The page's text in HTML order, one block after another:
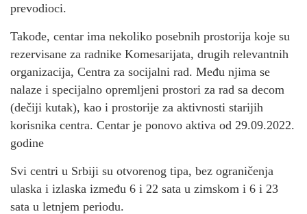
prevodioci.
Takođe, centar ima nekoliko posebnih prostorija koje su
rezervisane za radnike Komesarijata, drugih relevantnih
organizacija, Centra za socijalni rad. Među njima se
nalaze i specijalno opremljeni prostori za rad sa decom
(dečiji kutak), kao i prostorije za aktivnosti starijih
korisnika centra. Centar je ponovo aktiva od 29.09.2022.
godine
Svi centri u Srbiji su otvorenog tipa, bez ograničenja
ulaska i izlaska između 6 i 22 sata u zimskom i 6 i 23
sata u letnjem periodu.